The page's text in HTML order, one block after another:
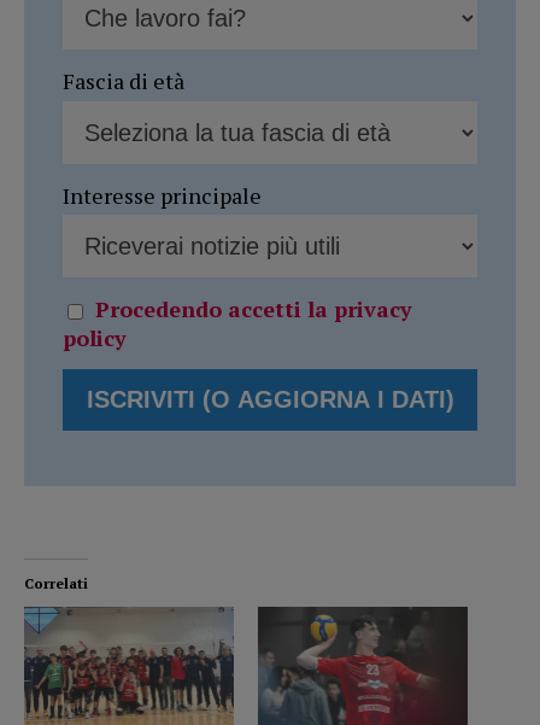
Fascia di età
Interesse principale
Procedendo accetti la privacy
policy
Correlati